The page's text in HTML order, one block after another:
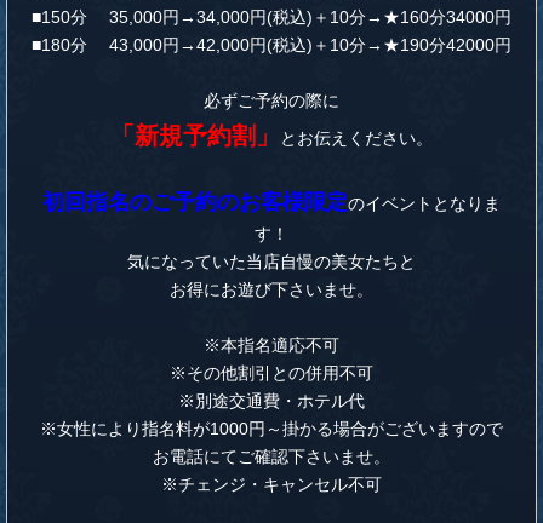
■150分 35,000円→34,000円(税込)＋10分→★160分34000円
■180分 43,000円→42,000円(税込)＋10分→★190分42000円
必ずご予約の際に
「新規予約割」 とお伝えください。
初回指名のご予約のお客様限定のイベントとなりま
す！
気になっていた当店自慢の美女たちと
お得にお遊び下さいませ。
※本指名適応不可
※その他割引との併用不可
※別途交通費・ホテル代
※女性により指名料が1000円～掛かる場合がございますので
お電話にてご確認下さいませ。
※チェンジ・キャンセル不可